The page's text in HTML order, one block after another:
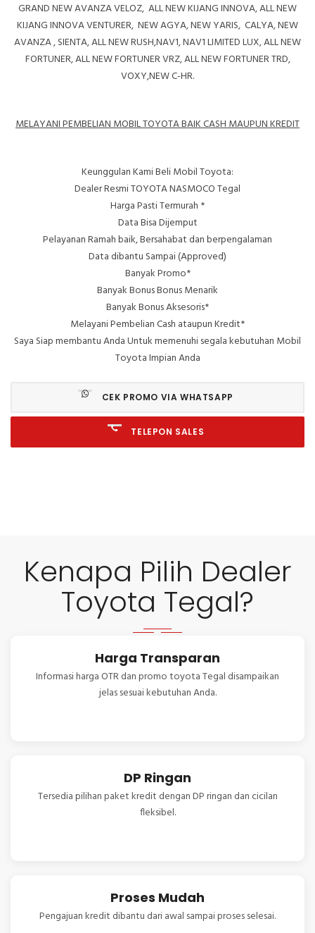
GRAND NEW AVANZA VELOZ, ALL NEW KIJANG INNOVA,ALL NEW
KIJANG INNOVA VENTURER, NEW AGYA,NEW YARIS, CALYA,NEW
AVANZA,SIENTA,ALL NEW RUSH,NAV1,NAV1 LIMITED LUX,ALL NEW
FORTUNER,ALL NEW FORTUNER VRZ,ALL NEW FORTUNER TRD,
VOXY,NEW C-HR.
MELAYANI PEMBELIAN MOBIL TOYOTA BAIK CASH MAUPUN KREDIT
Keunggulan Kami Beli Mobil Toyota:
Dealer Resmi TOYOTA NASMOCO Tegal
Harga Pasti Termurah *
Data Bisa Dijemput
Pelayanan Ramah baik, Bersahabat dan berpengalaman
Data dibantu Sampai (Approved)
Banyak Promo*
Banyak Bonus Bonus Menarik
Banyak Bonus Aksesoris*
Melayani Pembelian Cash ataupun Kredit*
Saya Siap membantu Anda Untuk memenuhi segala kebutuhan Mobil
Toyota Impian Anda
CEK PROMO VIA WHATSAPP
TELEPON SALES
Kenapa Pilih Dealer
Toyota Tegal?
Harga Transparan
Informasi harga OTR dan promo toyota Tegal disampaikan
jelas sesuai kebutuhan Anda.
DP Ringan
Tersedia pilihan paket kredit dengan DP ringan dan cicilan
fleksibel.
Proses Mudah
Pengajuan kredit dibantu dari awal sampai proses selesai.